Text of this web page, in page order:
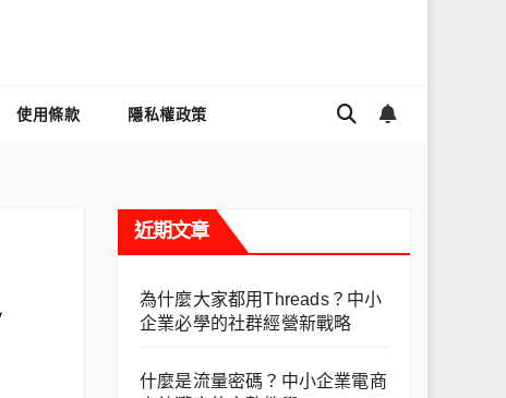
使用條款 隱私權政策
近期文章
為什麼大家都用Threads？中小
企業必學的社群經營新戰略
什麼是流量密碼？中小企業電商